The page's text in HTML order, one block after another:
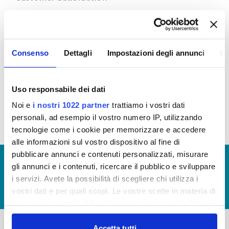
Consenso Dettagli Impostazioni degli annunci
Uso responsabile dei dati
Noi e i nostri 1022 partner trattiamo i vostri dati
personali, ad esempio il vostro numero IP, utilizzando
tecnologie come i cookie per memorizzare e accedere
alle informazioni sul vostro dispositivo al fine di
pubblicare annunci e contenuti personalizzati, misurare
gli annunci e i contenuti, ricercare il pubblico e sviluppare
i servizi. Avete la possibilità di scegliere chi utilizza i
vostri dati e per quali scopi. Le vostre scelte in materia di
in cui avete effettuato le vostre scelte. È possibile
ascolta e cerca di comprendere i bisogni, i
desideri che il cittadino esprime sul servizio idrico
integrato ed in base a questi orienta le proprie
scelte, le proprie decisioni per cercare di migliorare
il servizio.
Scarica le ultime Customer disponibili (visualizza
© Copyright 2017 - 2026
GLOSSARIO
GIUDICA IL SERVIZIO
LAVORA CON NOI